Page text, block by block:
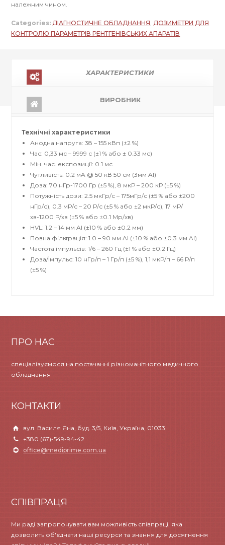
належним чином.
Categories: ДІАГНОСТИЧНЕ ОБЛАДНАННЯ,ДОЗИМЕТРИ ДЛЯ
КОНТРОЛЮ ПАРАМЕТРІВ РЕНТГЕНІВСЬКИХ АПАРАТІВ
ХАРАКТЕРИСТИКИ
ВИРОБНИК
Технічні характеристики
Анодна напруга: 38 – 155 кВп (±2 %)
Час: 0,33 мс – 9999 с (±1 % або ± 0.33 мс)
Mін. час. експозиції: 0.1 мс
Чутливість: 0.2 мA @ 50 кВ 50 см (3мм Al)
Доза: 70 нГр-1700 Гр (±5 %), 8 мкР – 200 кР (±5 %)
Потужність дози: 2.5 мкГр/с – 175мГр/с (±5 % або ±200
нГр/с), 0.3 мР/с – 20 Р/с (±5 % або ±2 мкР/с), 17 мР/
хв-1200 Р/хв (±5 % або ±0.1 Мр/хв)
HVL: 1.2 – 14 мм Al (±10 % або ±0.2 мм)
Повна фільтрація: 1.0 – 90 мм Al (±10 % або ±0.3 мм Al)
Частота імпульсів: 1/6 – 260 Гц (±1 % або ±0.2 Гц)
Доза/Імпульс: 10 нГр/п – 1 Гр/п (±5 %), 1,1 мкР/п – 66 Р/п
(±5 %)
ПРО НАС
спеціалізуємося на постачанні різноманітного медичного
обладнання
КОНТАКТИ
вул. Василя Яна, буд. 3/5, Київ, Україна, 01033
+380 (67)-549-94-42
office@mediprime.com.ua
СПІВПРАЦЯ
Ми раді запропонувати вам можливість співпраці, яка
дозволить об'єднати наші ресурси та знання для досягнення